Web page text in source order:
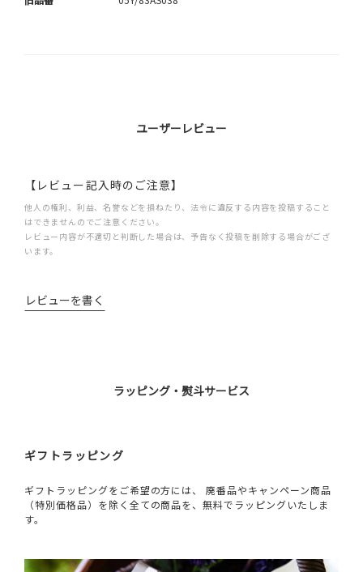
ユーザーレビュー
【レビュー記入時のご注意】
他人の権利、利益、名誉などを損ねたり、法令に違反する内容を投稿すること
はできませんのでご注意ください。
レビュー内容が不適切と判断した場合は、予告なく投稿を削除する場合がござ
います。
レビューを書く
ラッピング・熨斗サービス
ギフトラッピング
ギフトラッピングをご希望の方には、 廃番品やキャンペーン商品
（特別価格品）を除く全ての商品を、無料でラッピングいたしま
す。